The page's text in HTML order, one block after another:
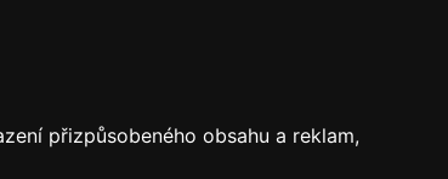
přizpůsobeného obsahu a reklam,